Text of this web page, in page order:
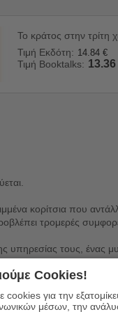
Το κράτος στην τρίτη
Τιμή Εκδότη: 14.84 €
Τιμή Booktalks: 13.36
κορίτσια που
τρομερές
τους, ένας
Όταν όμως οι
γεμάτος
να νικήσει έναν θεό.
Cookies!
cookies για την
μέσων, την